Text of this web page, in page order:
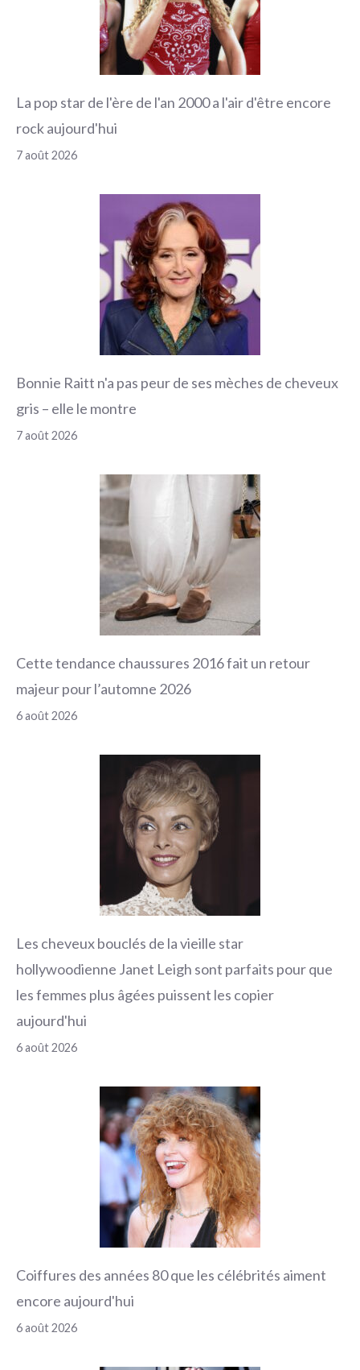
La pop star de l'ère de l'an 2000 a l'air d'être encore
rock aujourd'hui
7 août 2026
Bonnie Raitt n'a pas peur de ses mèches de cheveux
gris – elle le montre
7 août 2026
Cette tendance chaussures 2016 fait un retour
majeur pour l’automne 2026
6 août 2026
Les cheveux bouclés de la vieille star
hollywoodienne Janet Leigh sont parfaits pour que
les femmes plus âgées puissent les copier
aujourd'hui
6 août 2026
Coiffures des années 80 que les célébrités aiment
encore aujourd'hui
6 août 2026